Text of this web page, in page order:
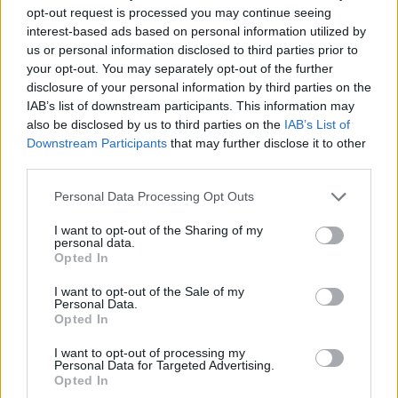
opt-out request is processed you may continue seeing
interest-based ads based on personal information utilized by
us or personal information disclosed to third parties prior to
your opt-out. You may separately opt-out of the further
disclosure of your personal information by third parties on the
IAB’s list of downstream participants. This information may
also be disclosed by us to third parties on the IAB’s List of
Downstream Participants that may further disclose it to other
Please note that this website/app uses one or more Google
not limited to your visit or usage behaviour. You may click to
grant or deny consent to Google and its third-party tags to
use your data for below specified purposes in below Google
consent section.
Personal Data Processing Opt Outs
I want to opt-out of the Sharing of my
personal data.
Opted In
I want to opt-out of the Sale of my
Personal Data.
Opted In
I want to opt-out of processing my
Personal Data for Targeted Advertising.
Opted In
contre l’addiction des joueurs dits « problématiques » ou
« excessifs ». Pour ce faire, ils ont créé de toutes pièces la
notion de « jeu responsable », qui n’est autre que le
pendant pour les paris sportifs du « boire avec modération
» inventé par le lobby de l’alcool à la fin des années 1990.
responsabilité par une forme de greenwashing éthique loin
du compte ?
préférable d’adopter quand on se lance dans les paris
sportifs et les jeux d’argent de manière générale, à savoir
une pratique raisonnée, si possible ludique et, surtout,
sans jamais miser plus que ce que l’on est capable de